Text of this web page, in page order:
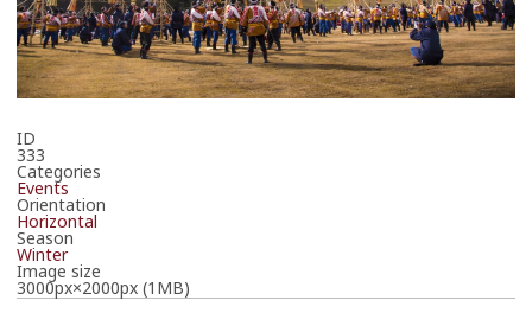
ID
333
Categories
Events
Orientation
Horizontal
Season
Winter
Image size
3000px×2000px (1MB)